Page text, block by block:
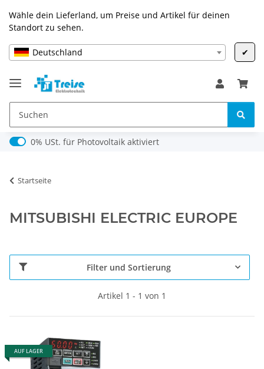
Wähle dein Lieferland, um Preise und Artikel für deinen
Standort zu sehen.
Deutschland ✔
0% USt. für Photovoltaik (§ 12 Abs. 3 UStG)
0% USt. für Photovoltaik aktiviert
Startseite
MITSUBISHI ELECTRIC EUROPE
Filter und Sortierung
Artikel 1 - 1 von 1
AUF LAGER